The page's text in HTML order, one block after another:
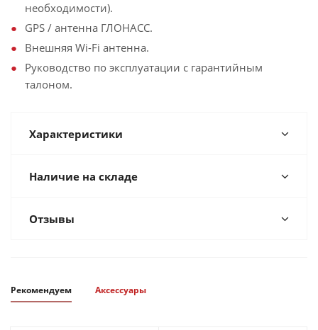
необходимости).
GPS / антенна ГЛОНАСС.
Внешняя Wi-Fi антенна.
Руководство по эксплуатации с гарантийным
талоном.
Характеристики
Наличие на складе
Отзывы
Рекомендуем Аксессуары